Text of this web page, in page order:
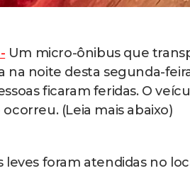
Um micro-ônibus que
noite desta segunda-
ficaram feridas. O
(Leia mais abaixo)
foram atendidas no